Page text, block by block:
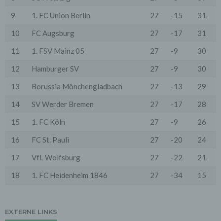
9
1. FC Union Berlin 27 -15
31
10
FC Augsburg 27 -17
31
11
1. FSV Mainz 05 27 -9
30
12
Hamburger SV 27 -9
30
13
Borussia Mönchengladbach 27 -13
29
14
SV Werder Bremen 27 -17
28
15
1. FC Köln 27 -9
26
16
FC St. Pauli 27 -20
24
17
VfL Wolfsburg 27 -22
21
18
1. FC Heidenheim 1846 27 -34 15
EXTERNE LINKS
der abgerufenen Webseite, Datei, Datum und Uhrzeit
des Abrufs, übertragene Datenmenge, Meldung über
Betriebssystem des Nutzers, Referrer URL (die zuvor
besuchte Seite), IP-Adresse und der anfragende
Provider.
Person des Nutzers oder sonstiger Profilerstellung
statistische Auswertungen zum Zweck des Betriebs,
Onlineangebotes. Wir behalten uns jedoch vor, die
aufgrund konkreter Anhaltspunkte der berechtigte
Cookies sind Informationen, die von unserem
Webserver oder Webservern Dritter an die Web-
Browser der Nutzer übertragen und dort für einen
späteren Abruf gespeichert werden. Über den Einsatz